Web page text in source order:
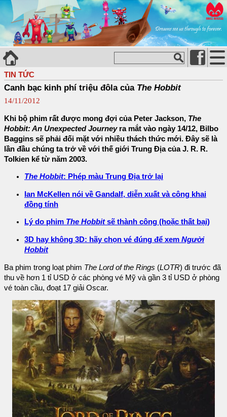
TIN TỨC
Canh bạc kinh phí triệu đôla của The Hobbit
14/11/2012
Khi bộ phim rất được mong đợi của Peter Jackson, The
Hobbit: An Unexpected Journeyra mắt vào ngày 14/12, Bilbo
Baggins sẽ phải đối mặt với nhiều thách thức mới. Đây sẽ là
lần đầu chúng ta trở về với thế giới Trung Địa của J. R. R.
Tolkien kể từ năm 2003.
The Hobbit: Phép màu Trung Địa trở lại
Ian McKellen nói về Gandalf, diễn xuất và công khai
đồng tính
Lý do phim The Hobbitsẽ thành công (hoặc thất bại)
3D hay không 3D: hãy chọn vé đúng để xem Người
Hobbit
Ba phim trong loạt phim The Lord of the Rings (LOTR) đi trước đã
thu về hơn 1 tỉ USD ở các phòng vé Mỹ và gần 3 tỉ USD ở phòng
vé toàn cầu, đoạt 17 giải Oscar.